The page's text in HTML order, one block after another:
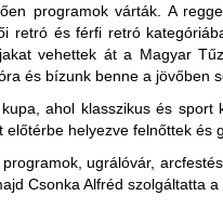
programok várták. A
és férfi retró
vehettek át a Magyar
és bízunk benne a jövőben
ahol klasszikus és
helyezve felnőttek
ugrálóvár,
Csonka Alfréd szolgáltatta a